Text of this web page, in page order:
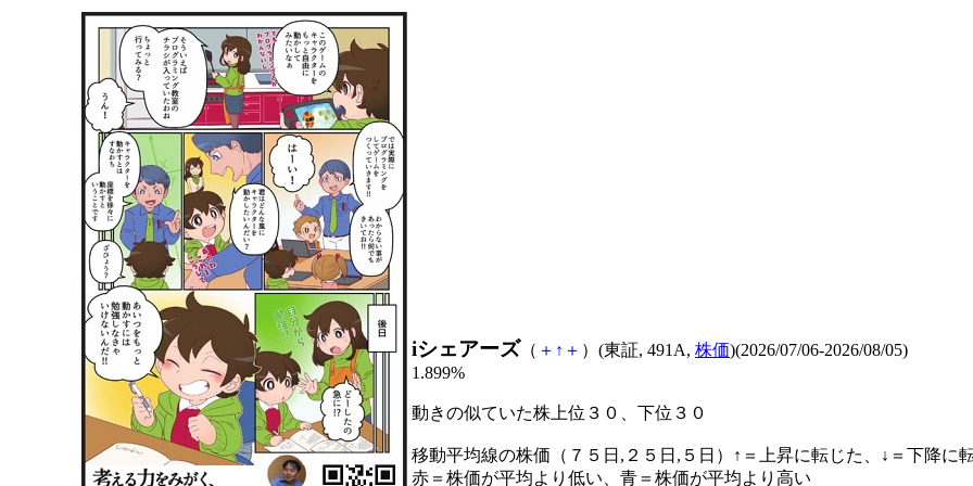
iシェアーズ （ ＋ ↑ ＋ ）(東証, 491A, 株価)(2026/07/06-2026/08/05)
1.899%
動きの似ていた株上位３０、下位３０
移動平均線の株価（７５日,２５日,５日）↑＝上昇に転じた、↓＝下降に
赤＝株価が平均より低い、青＝株価が平均より高い